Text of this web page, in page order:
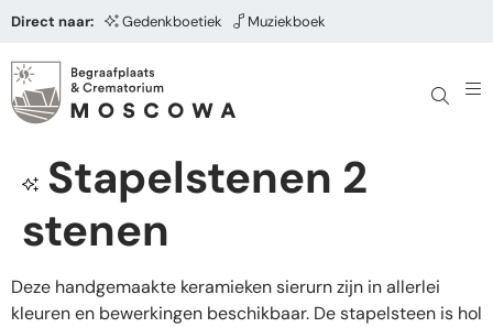
Direct naar: Gedenkboetiek Muziekboek
Stapelstenen 2
stenen
Deze handgemaakte keramieken sierurn zijn in allerlei
kleuren en bewerkingen beschikbaar. De stapelsteen is hol